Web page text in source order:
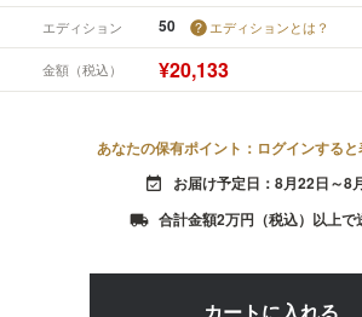
エディション 50 エディションとは？
金額（税込） ¥20,133
あなたの保有ポイント：ログインする
event_available お届け予定日：8月22日～8
local_shipping 合計金額2万円（税込）以上で